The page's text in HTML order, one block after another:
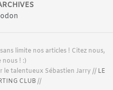
limite nos articles ! Citez nous,
nous ! :)
le talentueux Sébastien Jarry // LE
CLUB//